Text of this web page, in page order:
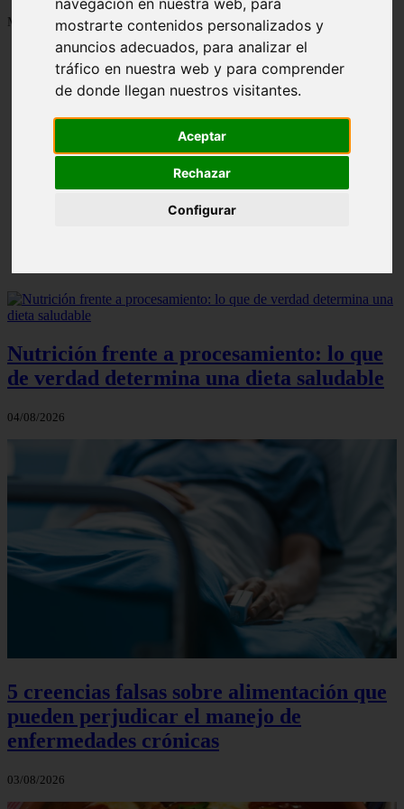
mostrarte contenidos personalizados y
anuncios adecuados, para analizar el
tráfico en nuestra web y para comprender
de donde llegan nuestros visitantes.
Aceptar
Rechazar
Configurar
Mostrando 1 - 24 de 1287 artículos
Contraindicaciones del espino amarillo: conocelas
ahora
Nutrición frente a procesamiento: lo que
de verdad determina una dieta saludable
04/08/2026
5 creencias falsas sobre alimentación que
pueden perjudicar el manejo de
enfermedades crónicas
03/08/2026